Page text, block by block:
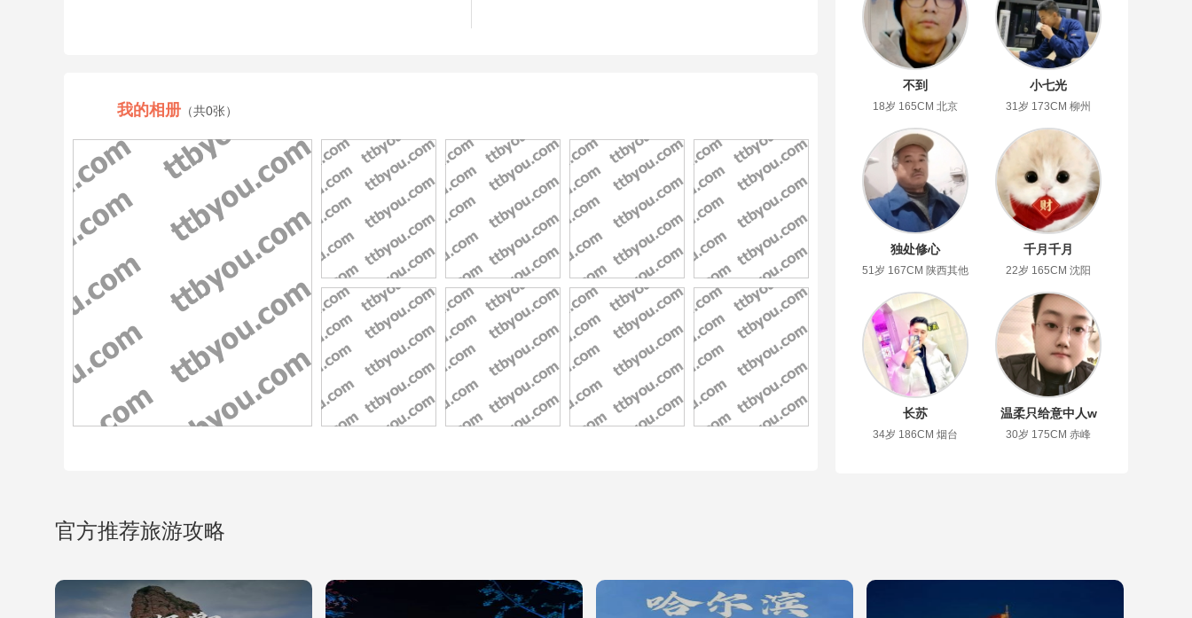
我的相册 （共0张）
不到
18岁 165CM 北京
小七光
31岁 173CM 柳州
独处修心
51岁 167CM 陕西其他
千月千月
22岁 165CM 沈阳
长苏
34岁 186CM 烟台
温柔只给意中人w
30岁 175CM 赤峰
官方推荐旅游攻略